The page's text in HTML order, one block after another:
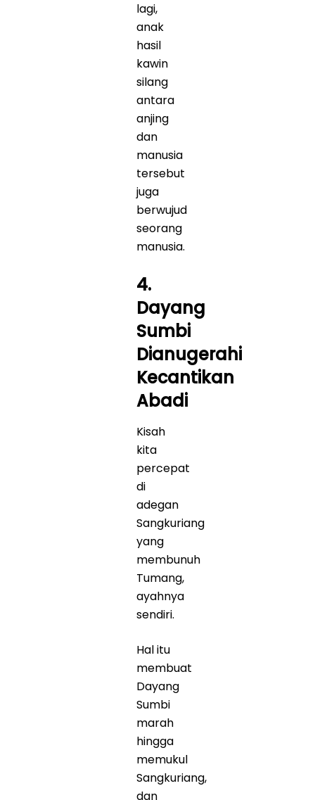
lagi,
anak
hasil
kawin
silang
antara
anjing
dan
manusia
tersebut
juga
berwujud
seorang
manusia.
4.
Dayang
Sumbi
Dianugerahi
Kecantikan
Abadi
Kisah
kita
percepat
di
adegan
Sangkuriang
yang
membunuh
Tumang,
ayahnya
sendiri.
Hal itu
membuat
Dayang
Sumbi
marah
hingga
memukul
Sangkuriang,
dan